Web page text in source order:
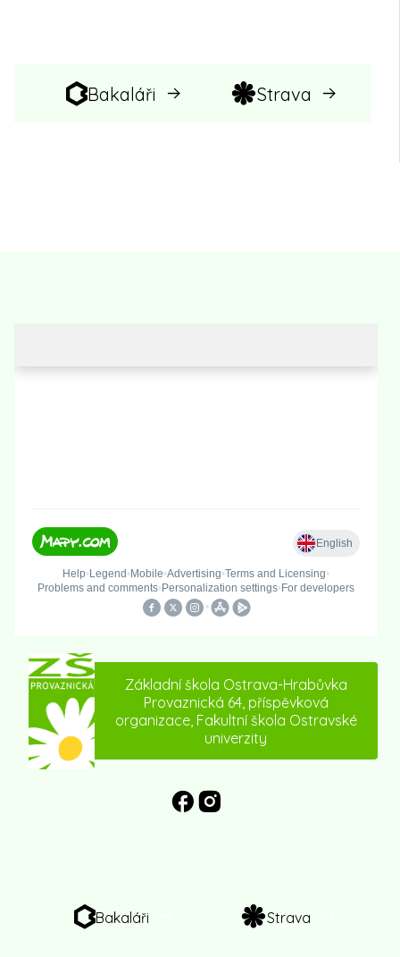
Bakaláři Strava
Základní škola Ostrava-Hrabůvka
Provaznická 64, příspěvková
organizace, Fakultní škola Ostravské
univerzity
Bakaláři Strava